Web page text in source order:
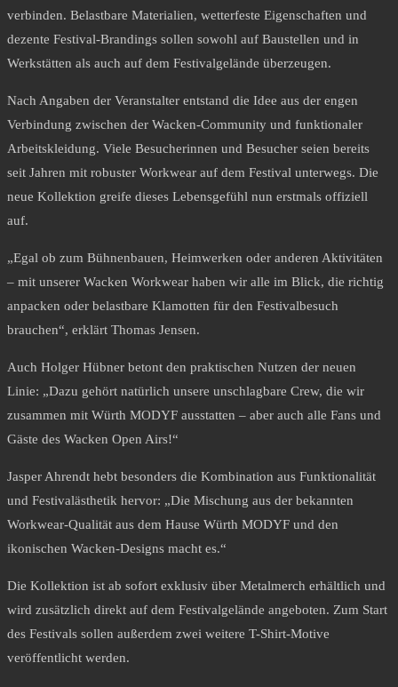
verbinden. Belastbare Materialien, wetterfeste Eigenschaften und
dezente Festival-Brandings sollen sowohl auf Baustellen und in
Werkstätten als auch auf dem Festivalgelände überzeugen.
Nach Angaben der Veranstalter entstand die Idee aus der engen
Verbindung zwischen der Wacken-Community und funktionaler
Arbeitskleidung. Viele Besucherinnen und Besucher seien bereits
seit Jahren mit robuster Workwear auf dem Festival unterwegs. Die
neue Kollektion greife dieses Lebensgefühl nun erstmals offiziell
auf.
„Egal ob zum Bühnenbauen, Heimwerken oder anderen Aktivitäten
– mit unserer Wacken Workwear haben wir alle im Blick, die richtig
anpacken oder belastbare Klamotten für den Festivalbesuch
brauchen“, erklärt Thomas Jensen.
Auch Holger Hübner betont den praktischen Nutzen der neuen
Linie: „Dazu gehört natürlich unsere unschlagbare Crew, die wir
zusammen mit Würth MODYF ausstatten – aber auch alle Fans und
Gäste des Wacken Open Airs!“
Jasper Ahrendt hebt besonders die Kombination aus Funktionalität
und Festivalästhetik hervor: „Die Mischung aus der bekannten
Workwear-Qualität aus dem Hause Würth MODYF und den
ikonischen Wacken-Designs macht es.“
Die Kollektion ist ab sofort exklusiv über Metalmerch erhältlich und
wird zusätzlich direkt auf dem Festivalgelände angeboten. Zum Start
des Festivals sollen außerdem zwei weitere T-Shirt-Motive
veröffentlicht werden.